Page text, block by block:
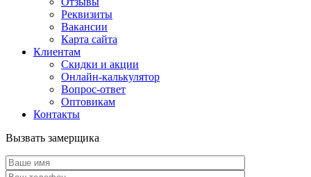
Реквизиты
Вакансии
Карта сайта
Клиентам
Скидки и акции
Онлайн-калькулятор
Вопрос-ответ
Оптовикам
Контакты
Вызвать замерщика